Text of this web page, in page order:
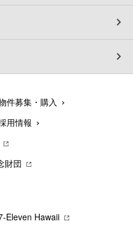
件募集・購入
用情報
財団
Hawaii